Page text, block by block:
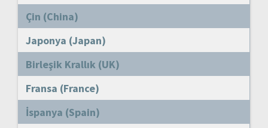
Çin (China)
Japonya (Japan)
Birleşik Krallık (UK)
Fransa (France)
İspanya (Spain)